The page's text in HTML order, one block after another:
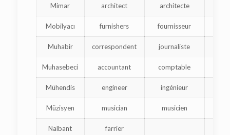
Mimar architect architecte
Mobilyacı furnishers fournisseur
Muhabir correspondent journaliste
Muhasebeci accountant comptable
Mühendis engineer ingénieur
Müzisyen musician musicien
Nalbant farrier